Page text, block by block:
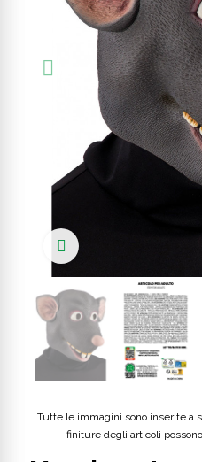
Tutte le immagini sono inserite a
finiture degli articoli